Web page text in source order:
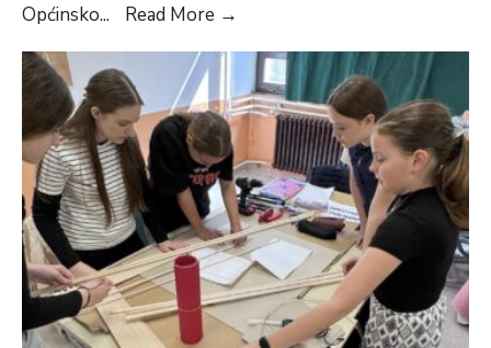
Općinsko... Read More →
takmičenje
u
pružanju
prve
pomoći